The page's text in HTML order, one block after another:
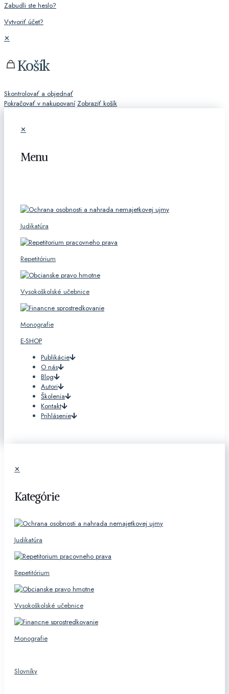
Zabudli ste heslo?
Vytvoriť účet?
✕
Košík
Skontrolovať a objednať
Pokračovať v nakupovaní Zobraziť košík
✕
Menu
Judikatúra
Repetitórium
Vysokoškolské učebnice
Monografie
E-SHOP
Publikácie
O nás
Blog
Autori
Školenia
Kontakt
Prihlásenie
✕
Kategórie
Judikatúra
Repetitórium
Vysokoškolské učebnice
Monografie
Slovníky